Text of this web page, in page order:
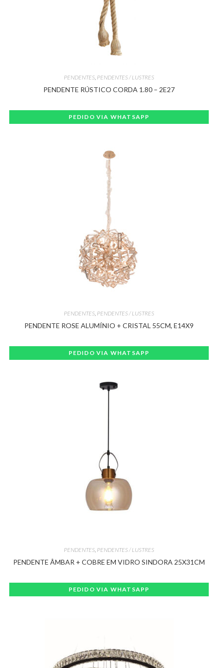
PENDENTES PENDENTES / LUSTRES
PENDENTE RÚSTICO CORDA 1.80 – 2E27
PEDIDO VIA WHATSAPP
PENDENTES, PENDENTES / LUSTRES
PENDENTE ROSE ALUMÍNIO + CRISTAL 55CM, E14X9
PEDIDO VIA WHATSAPP
PENDENTES PENDENTES / LUSTRES
PENDENTE ÂMBAR + COBRE EM VIDRO SINDORA 25X31CM
PEDIDO VIA WHATSAPP